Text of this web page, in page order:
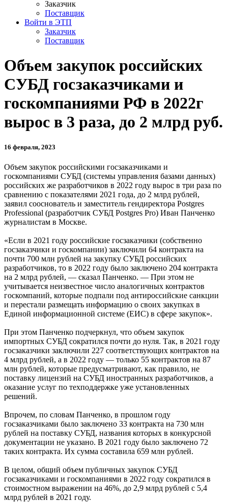
Заказчик
Поставщик
Войти в ЭТП
Заказчик
Поставщик
Объем закупок российских
СУБД госзаказчиками и
госкомпаниями РФ в 2022г
вырос в 3 раза, до 2 млрд руб.
16 февраля, 2023
Объем закупок российскими госзаказчиками и
госкомпаниями СУБД (системы управления базами данных)
российских же разработчиков в 2022 году вырос в три раза по
сравнению с показателями 2021 года, до 2 млрд рублей,
заявил сооснователь и заместитель гендиректора Postgres
Professional (разработчик СУБД Postgres Pro) Иван Панченко
журналистам в Москве.
«Если в 2021 году российские госзаказчики (собственно
госзаказчики и госкомпании) заключили 64 контракта на
почти 700 млн рублей на закупку СУБД российских
разработчиков, то в 2022 году было заключено 204 контракта
на 2 млрд рублей, — сказал Панченко. — При этом не
учитывается неизвестное число аналогичных контрактов
госкомпаний, которые подпали под антироссийские санкции
и перестали размещать информацию о своих закупках в
Единой информационной системе (ЕИС) в сфере закупок».
При этом Панченко подчеркнул, что объем закупок
импортных СУБД сократился почти до нуля. Так, в 2021 году
госзаказчики заключили 227 соответствующих контрактов на
4 млрд рублей, а в 2022 году — только 55 контрактов на 87
млн рублей, которые предусматривают, как правило, не
поставку лицензий на СУБД иностранных разработчиков, а
оказание услуг по техподдержке уже установленных
решений.
Впрочем, по словам Панченко, в прошлом году
госзаказчиками было заключено 33 контракта на 730 млн
рублей на поставку СУБД, названия которых в конкурсной
документации не указано. В 2021 году было заключено 72
таких контракта. Их сумма составила 659 млн рублей.
В целом, общий объем публичных закупок СУБД
госзаказчиками и госкомпаниями в 2022 году сократился в
стоимостном выражении на 46%, до 2,9 млрд рублей с 5,4
млрд рублей в 2021 году.